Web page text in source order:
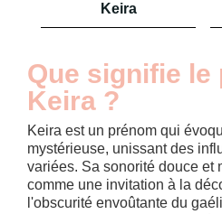
Keira
Que signifie le
Keira ?
Keira est un prénom qui
mystérieuse, unissant des
variées. Sa sonorité douce et
comme une invitation à la
l'obscurité envoûtante du